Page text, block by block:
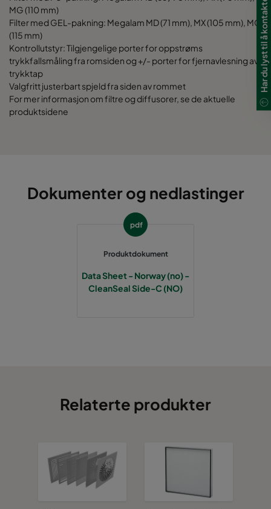
MG (110 mm)
Filter med GEL-pakning: Megalam MD (71 mm), MX (105 mm), MG
(115 mm)
Kontrollutstyr: Tilgjengelige porter for oppstrøms
trykkfallsmåling fra romsiden og +/- porter for fjernavlesning av
trykktap
Valgfritt justerbart spjeld fra siden av rommet
For mer informasjon om filtre og diffusorer, se de aktuelle
produktsidene
Dokumenter og nedlastinger
pdf
Produktdokument
Data Sheet - Norway (no) -
CleanSeal Side-C (NO)
Relaterte produkter
Har du lyst til å kontakte oss?